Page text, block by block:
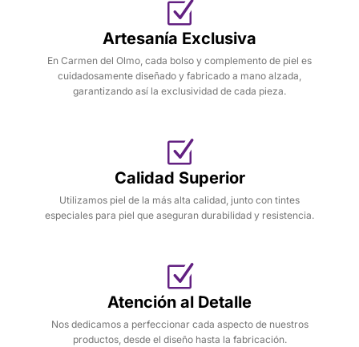
Artesanía Exclusiva
En Carmen del Olmo, cada bolso y complemento de piel es
cuidadosamente diseñado y fabricado a mano alzada,
garantizando así la exclusividad de cada pieza.
Calidad Superior
Utilizamos piel de la más alta calidad, junto con tintes
especiales para piel que aseguran durabilidad y resistencia.
Atención al Detalle
Nos dedicamos a perfeccionar cada aspecto de nuestros
productos, desde el diseño hasta la fabricación.